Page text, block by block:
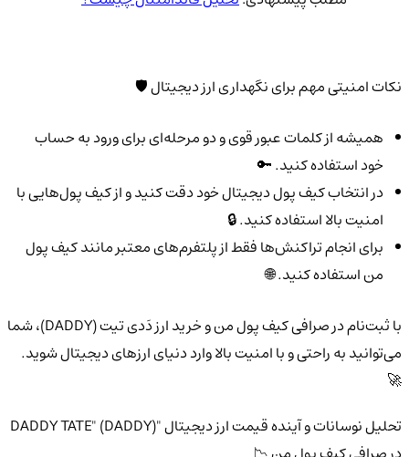
نکات امنیتی مهم برای نگهداری ارز دیجیتال 🛡️
همیشه از کلمات عبور قوی و دو مرحله‌ای برای ورود به حساب
خود استفاده کنید. 🔑
در انتخاب کیف پول دیجیتال خود دقت کنید و از کیف پول‌هایی با
امنیت بالا استفاده کنید. 🔒
برای انجام تراکنش‌ها فقط از پلتفرم‌های معتبر مانند کیف پول
من استفاده کنید. 🌐
با ثبت‌نام در صرافی کیف پول من و خرید ارز دَدی تیت (DADDY)، شما
می‌توانید به راحتی و با امنیت بالا وارد دنیای ارزهای دیجیتال شوید.
🚀
تحلیل نوسانات و آینده قیمت ارز دیجیتال "DADDY TATE" (DADDY)